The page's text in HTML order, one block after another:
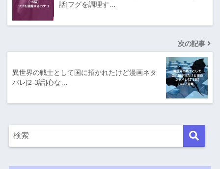
話]フグを調理す…
次の記事
異世界の戦士として国に招かれたけど漫画ネタ
バレ[2-3話]心な…